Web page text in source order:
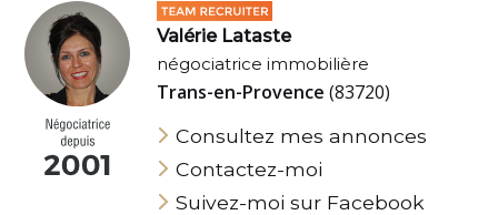
Valérie Lataste
négociatrice immobilière
Trans-en-Provence(83720)
Consultez mes annonces
Contactez-moi
Suivez-moi sur Facebook